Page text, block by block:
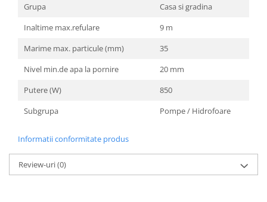
Ventilatoare
Zootehnie
Foarfeci tuns oi
Incubatoare oua
Grupa
Casa si gradina
Inaltime max.refulare
9 m
Marime max. particule (mm)
35
Nivel min.de apa la pornire
20 mm
Putere (W)
850
Subgrupa
Pompe / Hidrofoare
Informatii conformitate produs
Review-uri(0)